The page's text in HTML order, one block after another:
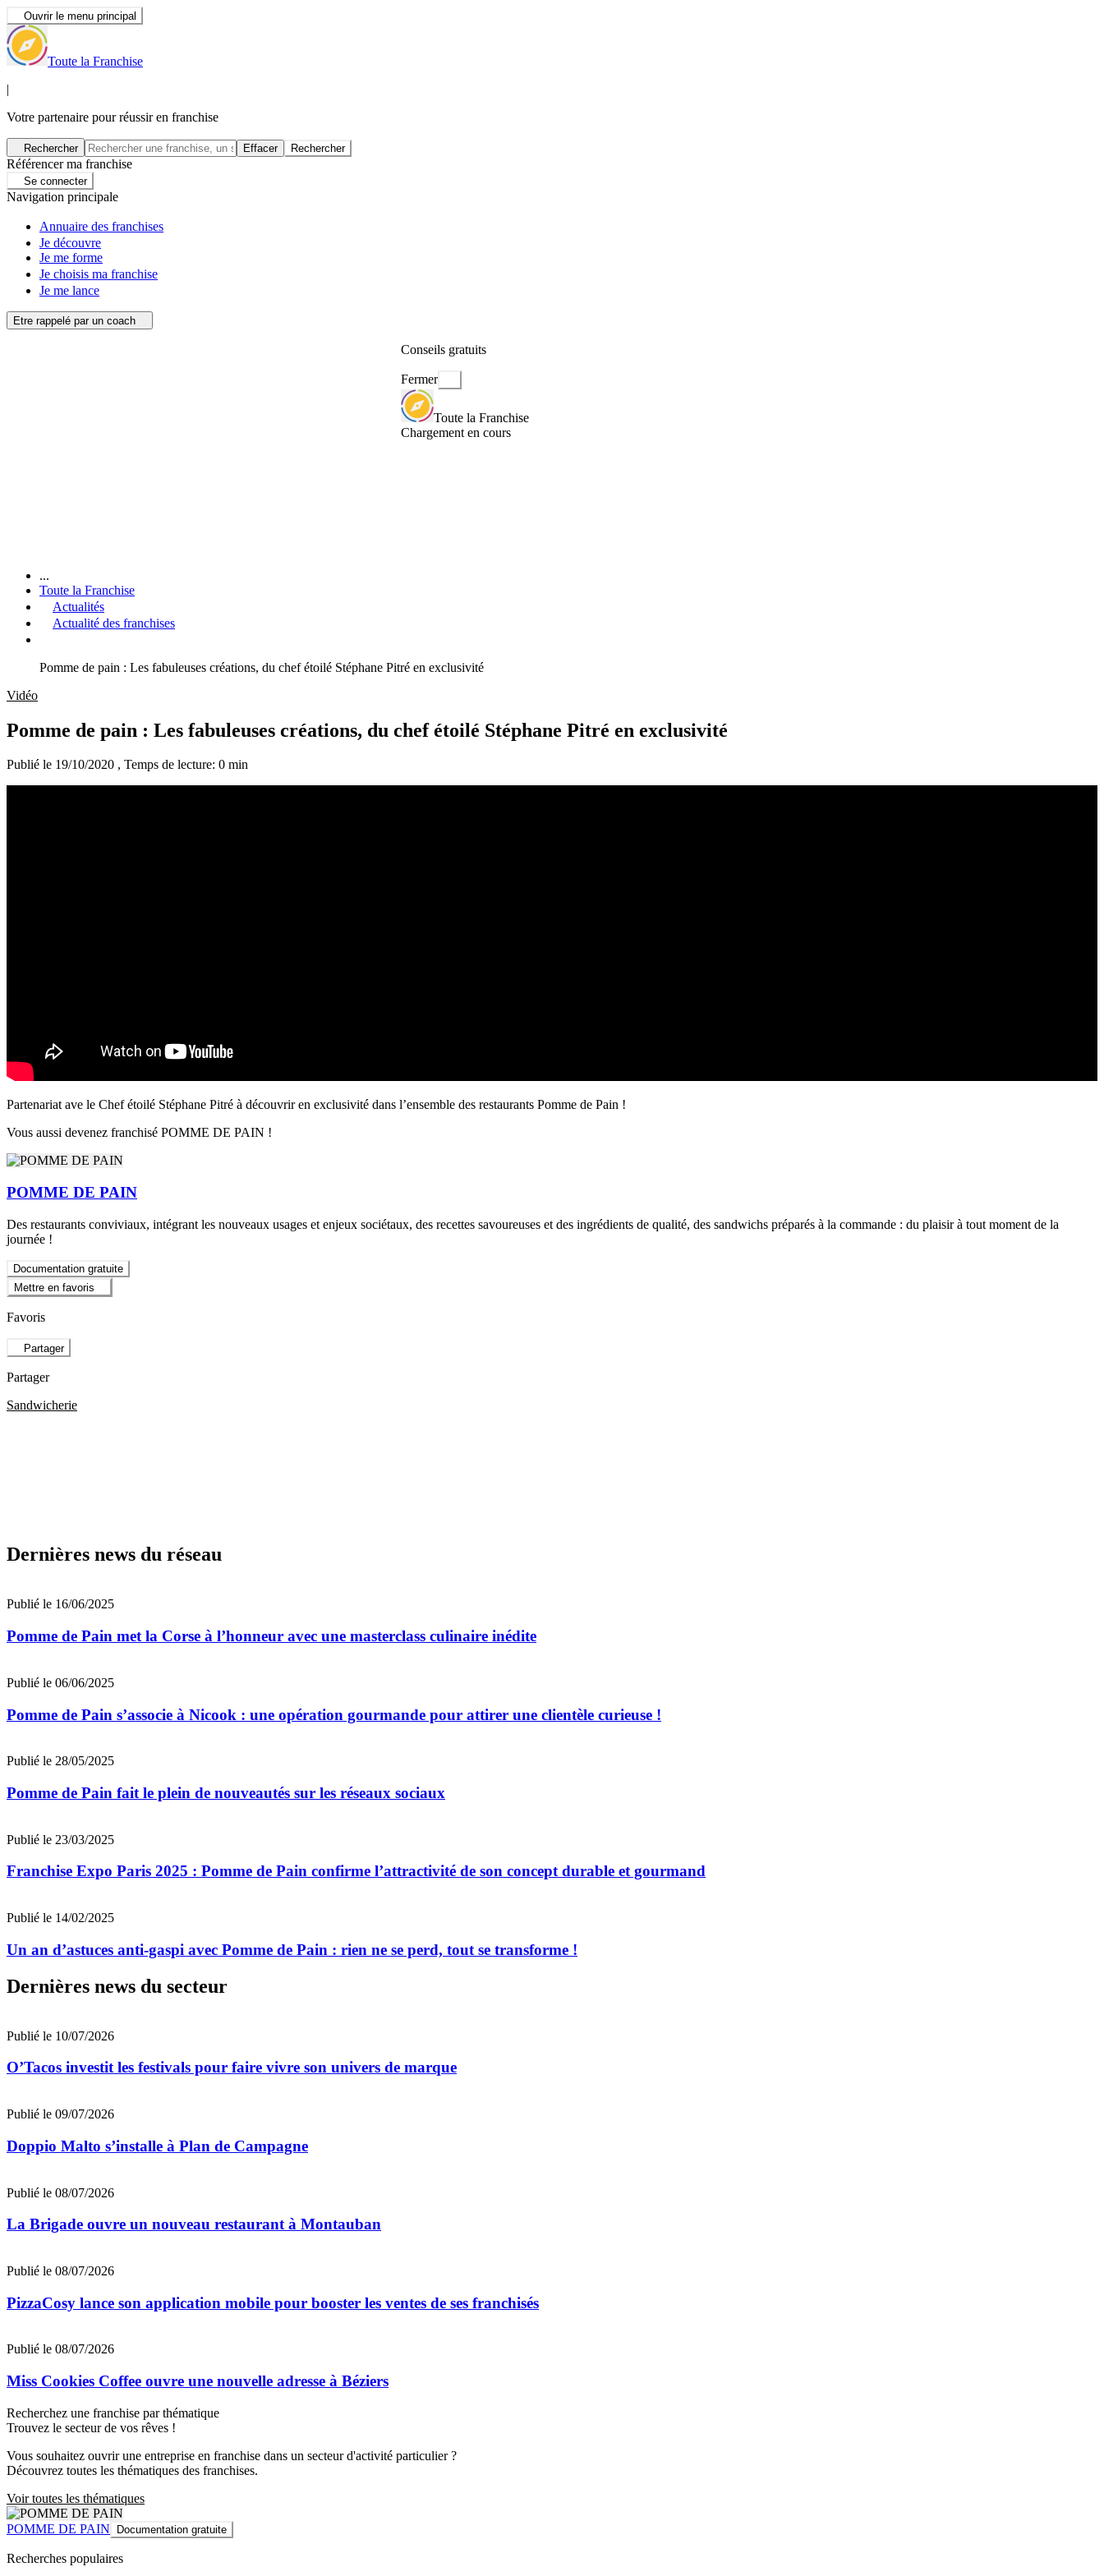
Ouvrir le menu principal
Toute la Franchise
|
Votre partenaire pour réussir en franchise
Rechercher Effacer Rechercher
Référencer ma franchise
Se connecter
Navigation principale
Annuaire des franchises
Je découvre
Je me forme
Je choisis ma franchise
Je me lance
Etre rappelé par un coach
Conseils gratuits
Fermer
Toute la Franchise
Chargement en cours
...
Toute la Franchise
Actualités
Actualité des franchises
Pomme de pain : Les fabuleuses créations, du chef étoilé Stéphane Pitré en exclusivité
Vidéo
Pomme de pain : Les fabuleuses créations, du chef étoilé Stéphane Pitré en exclusivité
Publié le 19/10/2020 , Temps de lecture: 0 min
Partenariat ave le Chef étoilé Stéphane Pitré à découvrir en exclusivité dans l’ensemble des restaurants Pomme de Pain !
Vous aussi devenez franchisé POMME DE PAIN !
POMME DE PAIN
Des restaurants conviviaux, intégrant les nouveaux usages et enjeux sociétaux, des recettes savoureuses et des ingrédients de qualité, des sandwichs préparés à la commande : du plaisir à tout moment de la
journée !
Documentation gratuite
Mettre en favoris
Favoris
Partager
Partager
Sandwicherie
Dernières news du réseau
Publié le 16/06/2025
Pomme de Pain met la Corse à l’honneur avec une masterclass culinaire inédite
Publié le 06/06/2025
Pomme de Pain s’associe à Nicook : une opération gourmande pour attirer une clientèle curieuse !
Publié le 28/05/2025
Pomme de Pain fait le plein de nouveautés sur les réseaux sociaux
Publié le 23/03/2025
Franchise Expo Paris 2025 : Pomme de Pain confirme l’attractivité de son concept durable et gourmand
Publié le 14/02/2025
Un an d’astuces anti-gaspi avec Pomme de Pain : rien ne se perd, tout se transforme !
Dernières news du secteur
Publié le 10/07/2026
O’Tacos investit les festivals pour faire vivre son univers de marque
Publié le 09/07/2026
Doppio Malto s’installe à Plan de Campagne
Publié le 08/07/2026
La Brigade ouvre un nouveau restaurant à Montauban
Publié le 08/07/2026
PizzaCosy lance son application mobile pour booster les ventes de ses franchisés
Publié le 08/07/2026
Miss Cookies Coffee ouvre une nouvelle adresse à Béziers
Recherchez une franchise par thématique
Trouvez le secteur de vos rêves !
Vous souhaitez ouvrir une entreprise en franchise dans un secteur d'activité particulier ?
Découvrez toutes les thématiques des franchises.
Voir toutes les thématiques
POMME DE PAIN Documentation gratuite
Recherches populaires